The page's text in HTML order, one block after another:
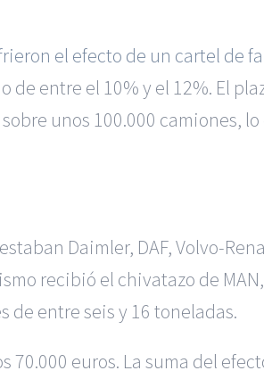
el efecto de un cartel de
entre el 10% y el 12%. El
unos 100.000 camiones,
Daimler, DAF, Volvo-
recibió el chivatazo de
de entre seis y 16 toneladas.
70.000 euros. La suma del